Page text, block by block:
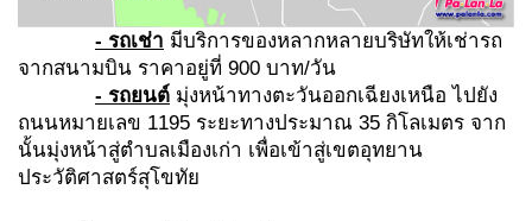
- รถเช่า มีบริการของหลากหลายบริษัทให้เช่ารถ
จากสนามบิน ราคาอยู่ที่ 900 บาท/วัน
- รถยนต์ มุ่งหน้าทางตะวันออกเฉียงเหนือ ไปยัง
ถนนหมายเลข 1195 ระยะทางประมาณ 35 กิโลเมตร จาก
นั้นมุ่งหน้าสู่ตำบลเมืองเก่า เพื่อเข้าสู่เขตอุทยาน
ประวัติศาสตร์สุโขทัย